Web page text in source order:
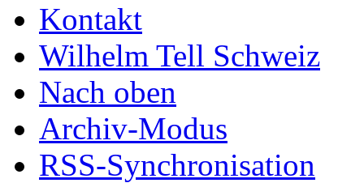
Kontakt
Wilhelm Tell Schweiz
Nach oben
Archiv-Modus
RSS-Synchronisation